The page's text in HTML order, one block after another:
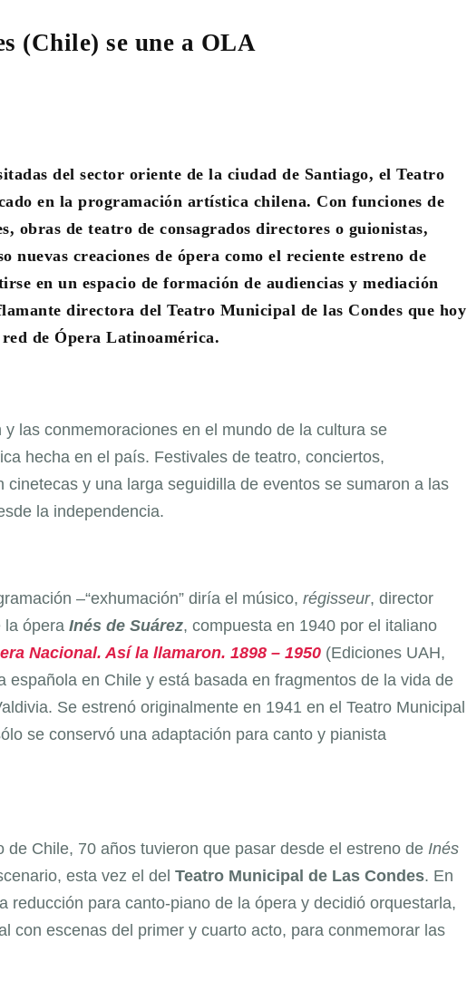
(Chile) se une a OLA
del sector oriente de la ciudad de Santiago, el Teatro
en la programación artística chilena. Con funciones de
obras de teatro de consagrados directores o guionistas,
nuevas creaciones de ópera como el reciente estreno de
en un espacio de formación de audiencias y mediación
directora del Teatro Municipal de las Condes que hoy
de Ópera Latinoamérica.
las conmemoraciones en el mundo de la cultura se
hecha en el país. Festivales de teatro, conciertos,
y una larga seguidilla de eventos se sumaron a las
la independencia.
–“exhumación” diría el músico, régisseur, director
la ópera Inés de Suárez, compuesta en 1940 por el italiano
Nacional. Así la llamaron. 1898 – 1950 (Ediciones UAH,
en Chile y está basada en fragmentos de la vida de
Se estrenó originalmente en 1941 en el Teatro Municipal
se conservó una adaptación para canto y pianista
Chile, 70 años tuvieron que pasar desde el estreno de Inés
esta vez el del Teatro Municipal de Las Condes. En
reducción para canto-piano de la ópera y decidió orquestarla,
con escenas del primer y cuarto acto, para conmemorar las